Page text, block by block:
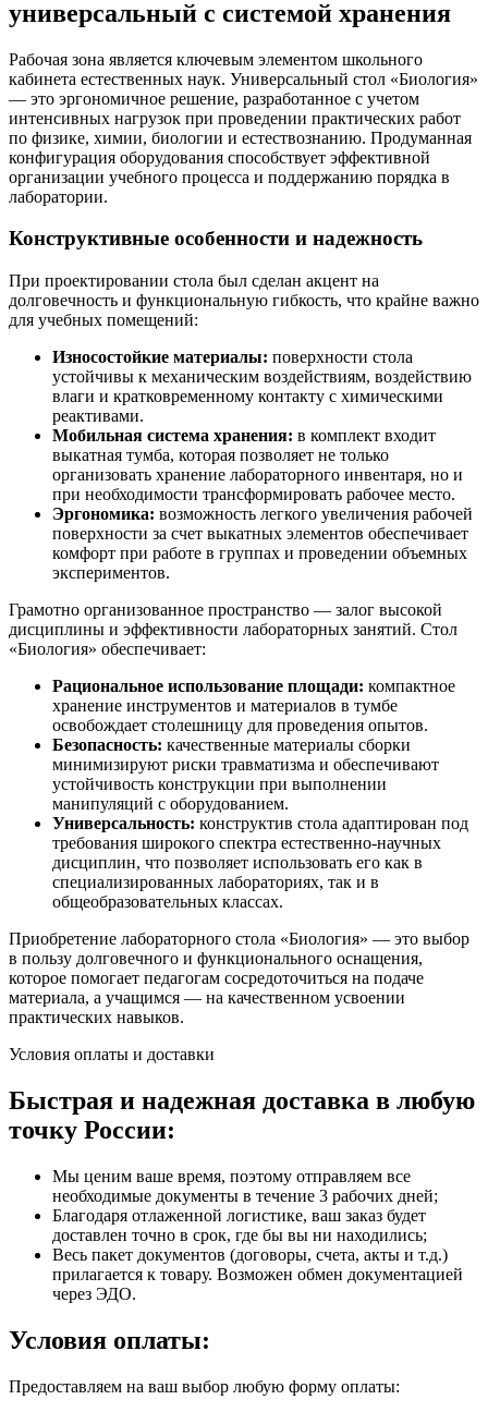
универсальный с системой хранения
Рабочая зона является ключевым элементом школьного
кабинета естественных наук. Универсальный стол «Биология»
— это эргономичное решение, разработанное с учетом
интенсивных нагрузок при проведении практических работ
по физике, химии, биологии и естествознанию. Продуманная
конфигурация оборудования способствует эффективной
организации учебного процесса и поддержанию порядка в
лаборатории.
Конструктивные особенности и надежность
При проектировании стола был сделан акцент на
долговечность и функциональную гибкость, что крайне важно
для учебных помещений:
Износостойкие материалы: поверхности стола
устойчивы к механическим воздействиям, воздействию
влаги и кратковременному контакту с химическими
реактивами.
Мобильная система хранения: в комплект входит
выкатная тумба, которая позволяет не только
организовать хранение лабораторного инвентаря, но и
при необходимости трансформировать рабочее место.
Эргономика: возможность легкого увеличения рабочей
поверхности за счет выкатных элементов обеспечивает
комфорт при работе в группах и проведении объемных
экспериментов.
Грамотно организованное пространство — залог высокой
дисциплины и эффективности лабораторных занятий. Стол
«Биология» обеспечивает:
Рациональное использование площади: компактное
хранение инструментов и материалов в тумбе
освобождает столешницу для проведения опытов.
Безопасность: качественные материалы сборки
минимизируют риски травматизма и обеспечивают
устойчивость конструкции при выполнении
манипуляций с оборудованием.
Универсальность: конструктив стола адаптирован под
требования широкого спектра естественно-научных
дисциплин, что позволяет использовать его как в
специализированных лабораториях, так и в
общеобразовательных классах.
Приобретение лабораторного стола «Биология» — это выбор
в пользу долговечного и функционального оснащения,
которое помогает педагогам сосредоточиться на подаче
материала, а учащимся — на качественном усвоении
практических навыков.
Условия оплаты и доставки
Быстрая и надежная доставка в любую
точку России:
Мы ценим ваше время, поэтому отправляем все
необходимые документы в течение 3 рабочих дней;
Благодаря отлаженной логистике, ваш заказ будет
доставлен точно в срок, где бы вы ни находились;
Весь пакет документов (договоры, счета, акты и т.д.)
прилагается к товару. Возможен обмен документацией
через ЭДО.
Условия оплаты:
Предоставляем на ваш выбор любую форму оплаты: